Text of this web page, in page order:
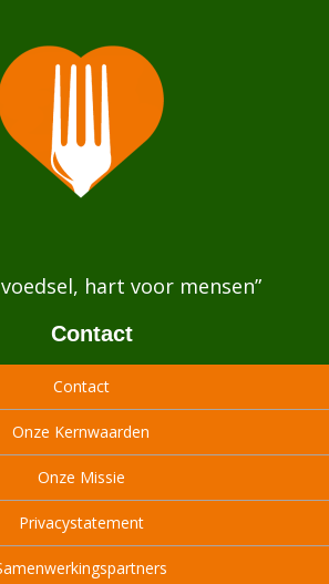
hart voor mensen”
Contact
Contact
Onze Kernwaarden
Onze Missie
Privacystatement